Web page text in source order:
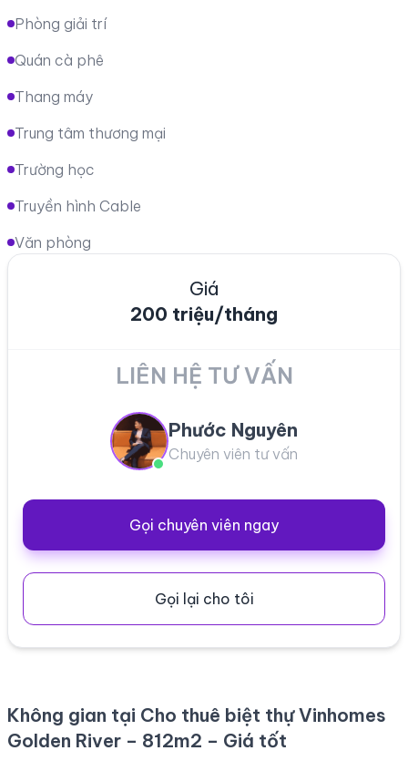
Phòng giải trí
Quán cà phê
Thang máy
Trung tâm thương mại
Trường học
Truyền hình Cable
Văn phòng
Giá
200 triệu/tháng
LIÊN HỆ TƯ VẤN
Phước Nguyên
Chuyên viên tư vấn
Gọi chuyên viên ngay
Gọi lại cho tôi
Không gian tại Cho thuê biệt thự Vinhomes
Golden River – 812m2 – Giá tốt